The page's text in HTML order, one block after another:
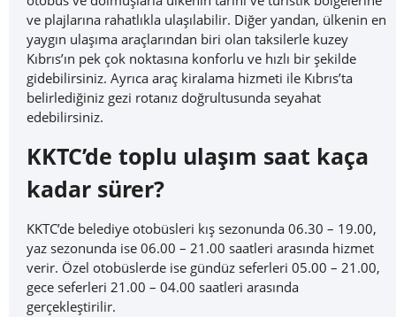
ve plajlarına rahatlıkla ulaşılabilir. Diğer yandan, ülkenin en
yaygın ulaşıma araçlarından biri olan taksilerle kuzey
Kıbrıs’ın pek çok noktasına konforlu ve hızlı bir şekilde
gidebilirsiniz. Ayrıca araç kiralama hizmeti ile Kıbrıs’ta
belirlediğiniz gezi rotanız doğrultusunda seyahat
edebilirsiniz.
KKTC’de toplu ulaşım saat kaça
kadar sürer?
KKTC’de belediye otobüsleri kış sezonunda 06.30 – 19.00,
yaz sezonunda ise 06.00 – 21.00 saatleri arasında hizmet
verir. Özel otobüslerde ise gündüz seferleri 05.00 – 21.00,
gece seferleri 21.00 – 04.00 saatleri arasında
gerçekleştirilir.